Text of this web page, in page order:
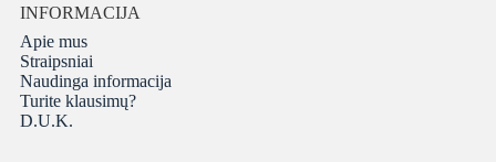
INFORMACIJA
Apie mus
Straipsniai
Naudinga informacija
Turite klausimų?
D.U.K.